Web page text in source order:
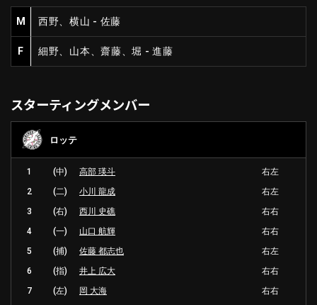
M 西野、横山 - 佐藤
F 細野、山本、齋藤、堀 - 進藤
スターティングメンバー
ロッテ
1 (中) 高部 瑛斗
右左
2
(二) 小川 龍成
右左
3
(右) 西川 史礁
右右
4
(一) 山口 航輝
右右
5
(捕) 佐藤 都志也
右左
6
(指) 井上 広大
右右
7
(左) 岡 大海
右右